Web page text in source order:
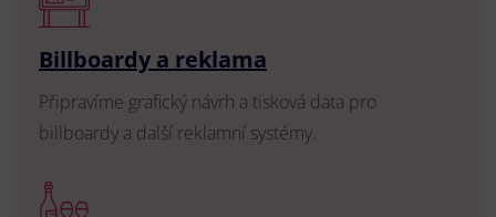
Billboardy a reklama
Připravíme grafický návrh a tisková data pro
billboardy a další reklamní systémy.